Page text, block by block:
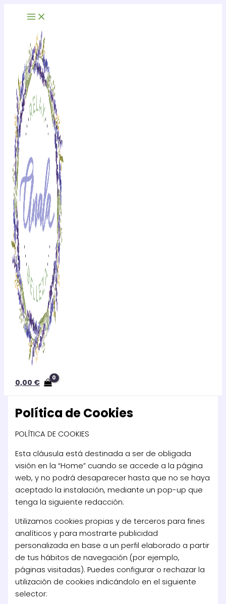
contenido
0,00 €
Política de Cookies
POLÍTICA DE COOKIES
Esta cláusula está destinada a ser de obligada
visión en la “Home” cuando se accede a la página
web, y no podrá desaparecer hasta que no se haya
aceptado la instalación, mediante un pop-up que
tenga la siguiente redacción:
Utilizamos cookies propias y de terceros para fines
analíticos y para mostrarte publicidad
personalizada en base a un perfil elaborado a partir
de tus hábitos de navegación (por ejemplo,
páginas visitadas). Puedes configurar o rechazar la
utilización de cookies indicándolo en el siguiente
selector: